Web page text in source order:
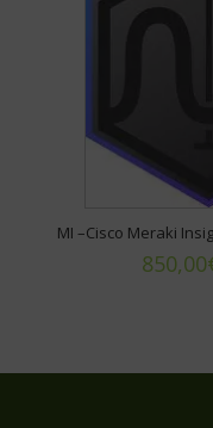
MI –Cisco Meraki